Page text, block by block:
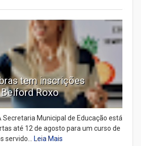
tem inscrições
Roxo
Secretaria Municipal de Educação está
até 12 de agosto para um curso de
servido...
Leia Mais